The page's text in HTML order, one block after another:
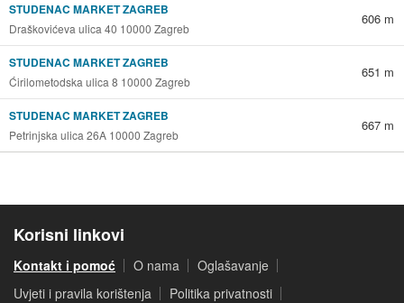
STUDENAC MARKET ZAGREB
Draškovićeva ulica 40 10000 Zagreb
606 m
STUDENAC MARKET ZAGREB
Ćirilometodska ulica 8 10000 Zagreb
651 m
STUDENAC MARKET ZAGREB
Petrinjska ulica 26A 10000 Zagreb
667 m
Korisni linkovi
Kontakt i pomoć O nama
Oglašavanje
Uvjeti i pravila korištenja
Politika privatnosti